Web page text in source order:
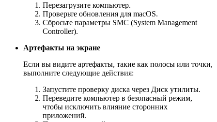
Перезагрузите компьютер.
Проверьте обновления для macOS.
Сбросьте параметры SMC (System Management
Controller).
Артефакты на экране
Если вы видите артефакты, такие как полосы или точки,
выполните следующие действия:
Запустите проверку диска через Диск утилиты.
Переведите компьютер в безопасный режим,
чтобы исключить влияние сторонних
приложений.